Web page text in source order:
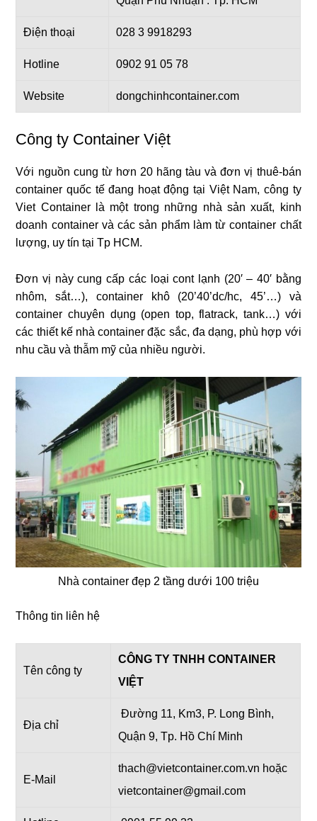
Điện thoại 028 3 9918293
Hotline 0902 91 05 78
Website dongchinhcontainer.com
Công ty Container Việt
Với nguồn cung từ hơn 20 hãng tàu và đơn vị thuê-bán
container quốc tế đang hoạt động tại Việt Nam, công ty
Viet Container là một trong những nhà sản xuất, kinh
doanh container và các sản phẩm làm từ container chất
lượng, uy tín tại Tp HCM.
Đơn vị này cung cấp các loại cont lạnh (20′ – 40′ bằng
nhôm, sắt…), container khô (20’40’dc/hc, 45’…) và
container chuyên dụng (open top, flatrack, tank…) với
các thiết kế nhà container đặc sắc, đa dạng, phù hợp với
nhu cầu và thẫm mỹ của nhiều người.
Nhà container đẹp 2 tầng dưới 100 triệu
Thông tin liên hệ
Tên công ty
CÔNG TY TNHH CONTAINER
VIỆT
Địa chỉ
Đường 11, Km3, P. Long Bình,
Quận 9, Tp. Hồ Chí Minh
E-Mail
thach@vietcontainer.com.vn hoặc
vietcontainer@gmail.com